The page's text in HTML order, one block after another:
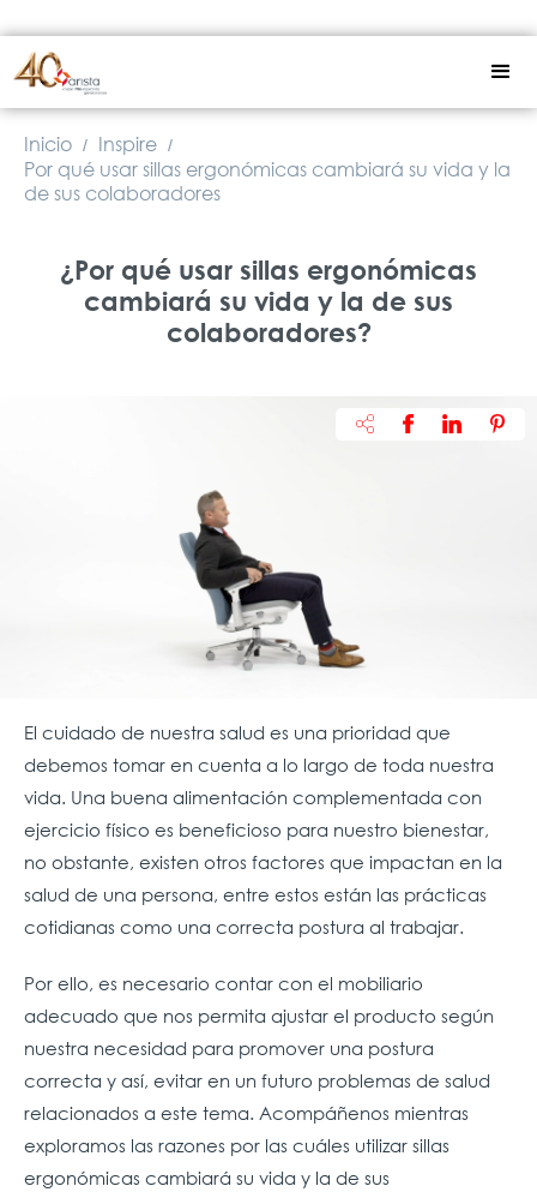
Inicio / Inspire /
Por qué usar sillas ergonómicas cambiará su vida y la
de sus colaboradores
¿Por qué usar sillas ergonómicas
cambiará su vida y la de sus
colaboradores?
El cuidado de nuestra salud es una prioridad que
debemos tomar en cuenta a lo largo de toda nuestra
vida. Una buena alimentación complementada con
ejercicio físico es beneficioso para nuestro bienestar,
no obstante, existen otros factores que impactan en la
salud de una persona, entre estos están las prácticas
cotidianas como una correcta postura al trabajar.
Por ello, es necesario contar con el mobiliario
adecuado que nos permita ajustar el producto según
nuestra necesidad para promover una postura
correcta y así, evitar en un futuro problemas de salud
relacionados a este tema. Acompáñenos mientras
exploramos las razones por las cuáles utilizar sillas
ergonómicas cambiará su vida y la de sus